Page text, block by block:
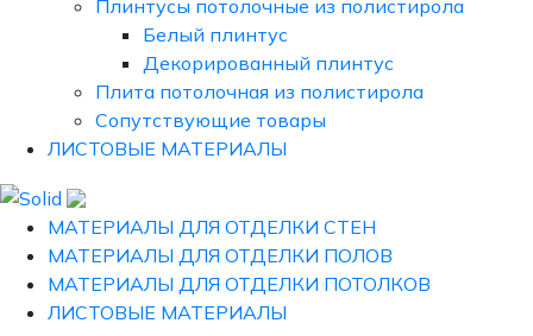
Плинтусы потолочные из полистирола
Белый плинтус
Декорированный плинтус
Плита потолочная из полистирола
Сопутствующие товары
ЛИСТОВЫЕ МАТЕРИАЛЫ
МАТЕРИАЛЫ ДЛЯ ОТДЕЛКИ СТЕН
МАТЕРИАЛЫ ДЛЯ ОТДЕЛКИ ПОЛОВ
МАТЕРИАЛЫ ДЛЯ ОТДЕЛКИ ПОТОЛКОВ
ЛИСТОВЫЕ МАТЕРИАЛЫ